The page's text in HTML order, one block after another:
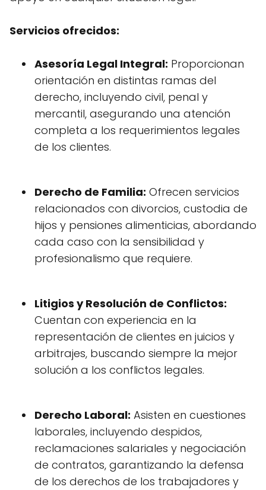
Servicios ofrecidos:
Asesoría Legal Integral: Proporcionan
orientación en distintas ramas del
derecho, incluyendo civil, penal y
mercantil, asegurando una atención
completa a los requerimientos legales
de los clientes.
Derecho de Familia: Ofrecen servicios
relacionados con divorcios, custodia de
hijos y pensiones alimenticias, abordando
cada caso con la sensibilidad y
profesionalismo que requiere.
Litigios y Resolución de Conflictos:
Cuentan con experiencia en la
representación de clientes en juicios y
arbitrajes, buscando siempre la mejor
solución a los conflictos legales.
Derecho Laboral: Asisten en cuestiones
laborales, incluyendo despidos,
reclamaciones salariales y negociación
de contratos, garantizando la defensa
de los derechos de los trabajadores y